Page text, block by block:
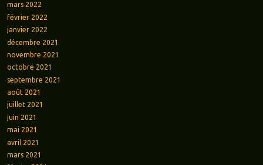
mars 2022
février 2022
janvier 2022
décembre 2021
novembre 2021
octobre 2021
septembre 2021
août 2021
juillet 2021
juin 2021
mai 2021
avril 2021
mars 2021